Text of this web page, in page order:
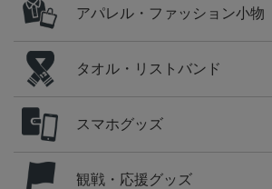
アパレル・ファッション小物
タオル・リストバンド
スマホグッズ
観戦・応援グッズ